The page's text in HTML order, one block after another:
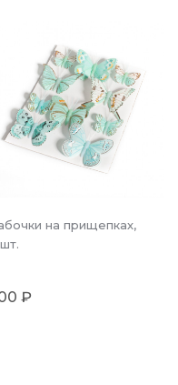
на прищепках,
₽